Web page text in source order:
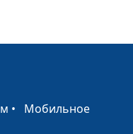
богословия
• Мобильное